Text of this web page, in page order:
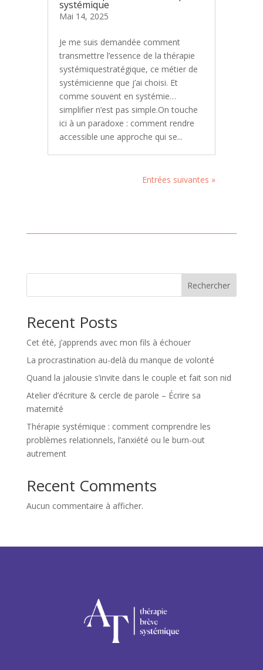
systémique
Mai 14, 2025
Je me suis demandée comment
transmettre l’essence de la thérapie
systémiquestratégique, ce métier de
systémicienne que j’ai choisi. Et
comme souvent en systémie…
simplifier n’est pas simple.On touche
ici à un paradoxe : comment rendre
accessible une approche qui se...
Entrées suivantes »
Rechercher
Recent Posts
Cet été, j’apprends avec mon fils à échouer
La procrastination au-delà du manque de volonté
Quand la jalousie s’invite dans le couple et fait son nid
Atelier d’écriture & cercle de parole – Écrire sa
maternité
Thérapie systémique : comment comprendre les
problèmes relationnels, l’anxiété ou le burn-out
autrement
Recent Comments
Aucun commentaire à afficher.